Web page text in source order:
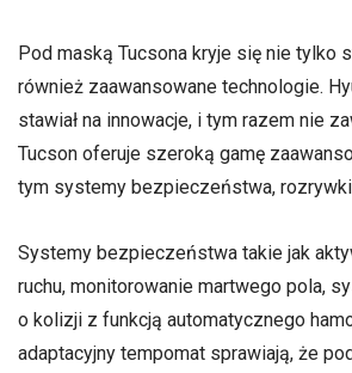
Pod maską Tucsona kryje się nie tylko
również zaawansowane technologie.
stawiał na innowacje, i tym razem nie
Tucson oferuje szeroką gamę
tym systemy bezpieczeństwa, rozrywki
Systemy bezpieczeństwa takie jak
ruchu, monitorowanie martwego pola,
o kolizji z funkcją automatycznego
adaptacyjny tempomat sprawiają, że